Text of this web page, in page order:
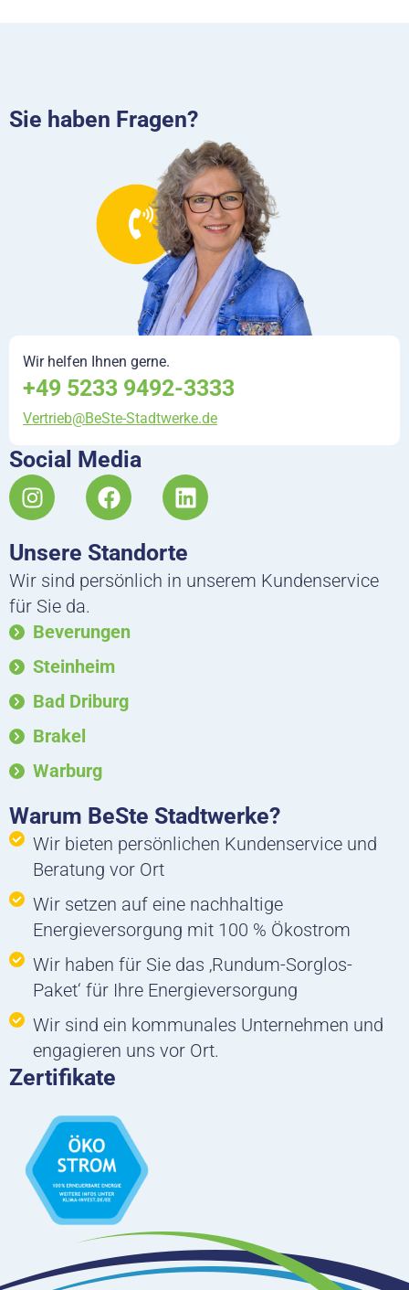
Sie haben Fragen?
Wir helfen Ihnen gerne.
+49 5233 9492-3333
Vertrieb@BeSte-Stadtwerke.de
Social Media
I
n
t
a
g
r
a
m
F
a
e
b
o
k
L
i
k
e
Unsere Standorte
Wir sind persönlich in unserem Kundenservice
für Sie da.
Beverungen
Steinheim
Bad Driburg
Brakel
Warburg
Warum BeSte Stadtwerke?
Wir bieten persönlichen Kundenservice und
Beratung vor Ort
Wir setzen auf eine nachhaltige
Energieversorgung mit 100 % Ökostrom
Wir haben für Sie das ‚Rundum-Sorglos-
Paket‘ für Ihre Energieversorgung
Wir sind ein kommunales Unternehmen und
engagieren uns vor Ort.
Zertifikate